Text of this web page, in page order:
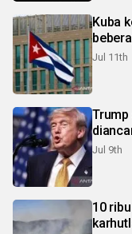
Kuba
Jul 11th
Trump
Jul 9th
10